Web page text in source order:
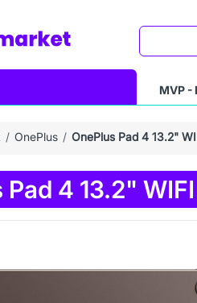
MVP -
OnePlus OnePlus Pad 4 13.2"
4 13.2"